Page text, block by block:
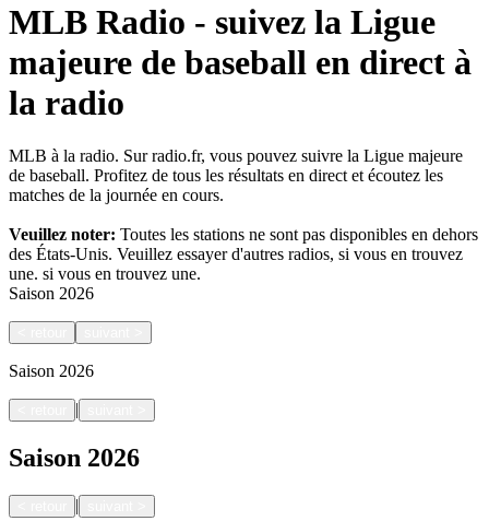
MLB Radio - suivez la Ligue
majeure de baseball en direct à
la radio
MLB à la radio. Sur radio.fr, vous pouvez suivre la Ligue majeure
de baseball. Profitez de tous les résultats en direct et écoutez les
matches de la journée en cours.
Veuillez noter: Toutes les stations ne sont pas disponibles en dehors
des États-Unis. Veuillez essayer d'autres radios, si vous en trouvez
une. si vous en trouvez une.
Saison 2026
Saison 2026
|
Saison 2026
|